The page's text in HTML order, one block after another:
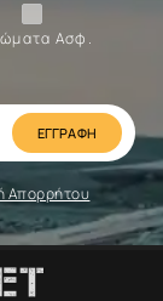
Ασφ.
Απορρήτου